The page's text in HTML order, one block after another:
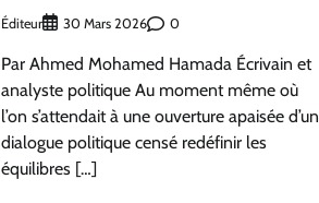
Éditeur 30 Mars 2026 0
Par Ahmed Mohamed Hamada Écrivain et
analyste politique Au moment même où
l’on s’attendait à une ouverture apaisée d’un
dialogue politique censé redéfinir les
équilibres […]